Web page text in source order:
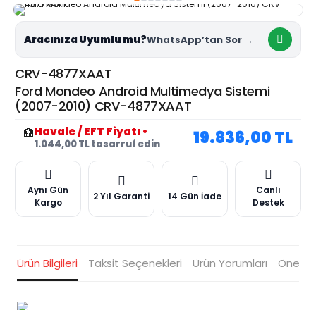
Aracınıza Uyumlu mu?
CRV-4877XAAT
Ford Mondeo Android Multimedya Sistemi
(2007-2010) CRV-4877XAAT
🏦Havale / EFT Fiyatı •
1.044,00 TL tasarruf edin 19.836,00 TL
Aynı Gün
Kargo
2 Yıl Garanti 14 Gün İade
Canlı
Destek
Ürün Bilgileri Taksit Seçenekleri Ürün Yorumları